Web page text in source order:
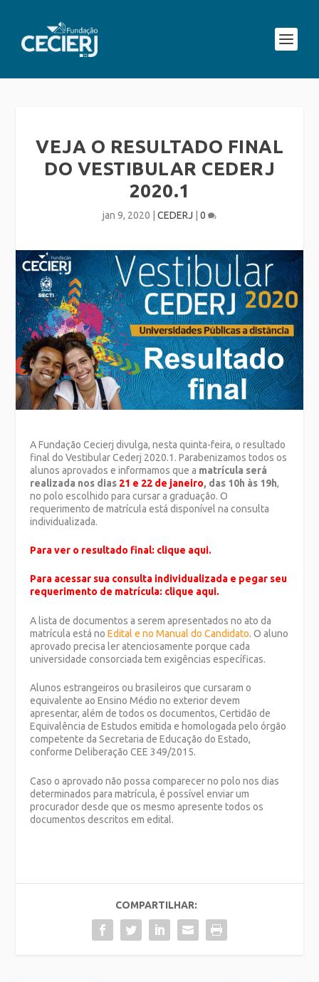
VEJA O RESULTADO FINAL
DO VESTIBULAR CEDERJ
2020.1
jan 9, 2020 CEDERJ 0
A Fundação Cecierj divulga, nesta quinta-feira, o resultado
final do Vestibular Cederj 2020.1. Parabenizamos todos os
alunos aprovados e informamos que a matrícula será
realizada nos dias 21 e 22 de janeiro, das 10h às 19h,
no polo escolhido para cursar a graduação. O
requerimento de matrícula está disponível na consulta
individualizada.
Para ver o resultado final: clique aqui.
Para acessar sua consulta individualizada e pegar seu
requerimento de matrícula: clique aqui.
A lista de documentos a serem apresentados no ato da
matrícula está noEdital e no Manual do Candidato. O aluno
aprovado precisa ler atenciosamente porque cada
universidade consorciada tem exigências específicas.
Alunos estrangeiros ou brasileiros que cursaram o
equivalente ao Ensino Médio no exterior devem
apresentar, além de todos os documentos, Certidão de
Equivalência de Estudos emitida e homologada pelo órgão
competente da Secretaria de Educação do Estado,
conforme Deliberação CEE 349/2015.
Caso o aprovado não possa comparecer no polo nos dias
determinados para matrícula, é possível enviar um
procurador desde que os mesmo apresente todos os
documentos descritos em edital.
COMPARTILHAR: